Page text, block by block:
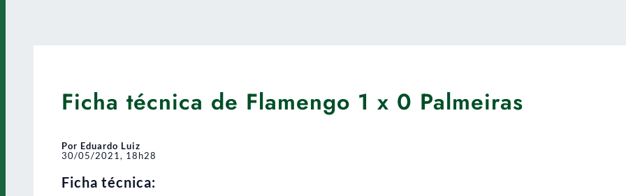
Ficha técnica de Flamengo 1 x 0 Palmeiras
Por Eduardo Luiz
30/05/2021, 18h28
Ficha técnica: